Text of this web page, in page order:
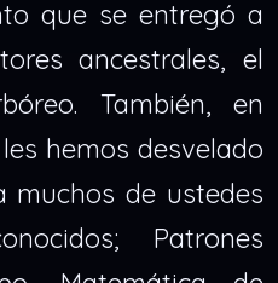
que se entregó a
ancestrales, el
También, en
hemos desvelado
muchos de ustedes
Patrones